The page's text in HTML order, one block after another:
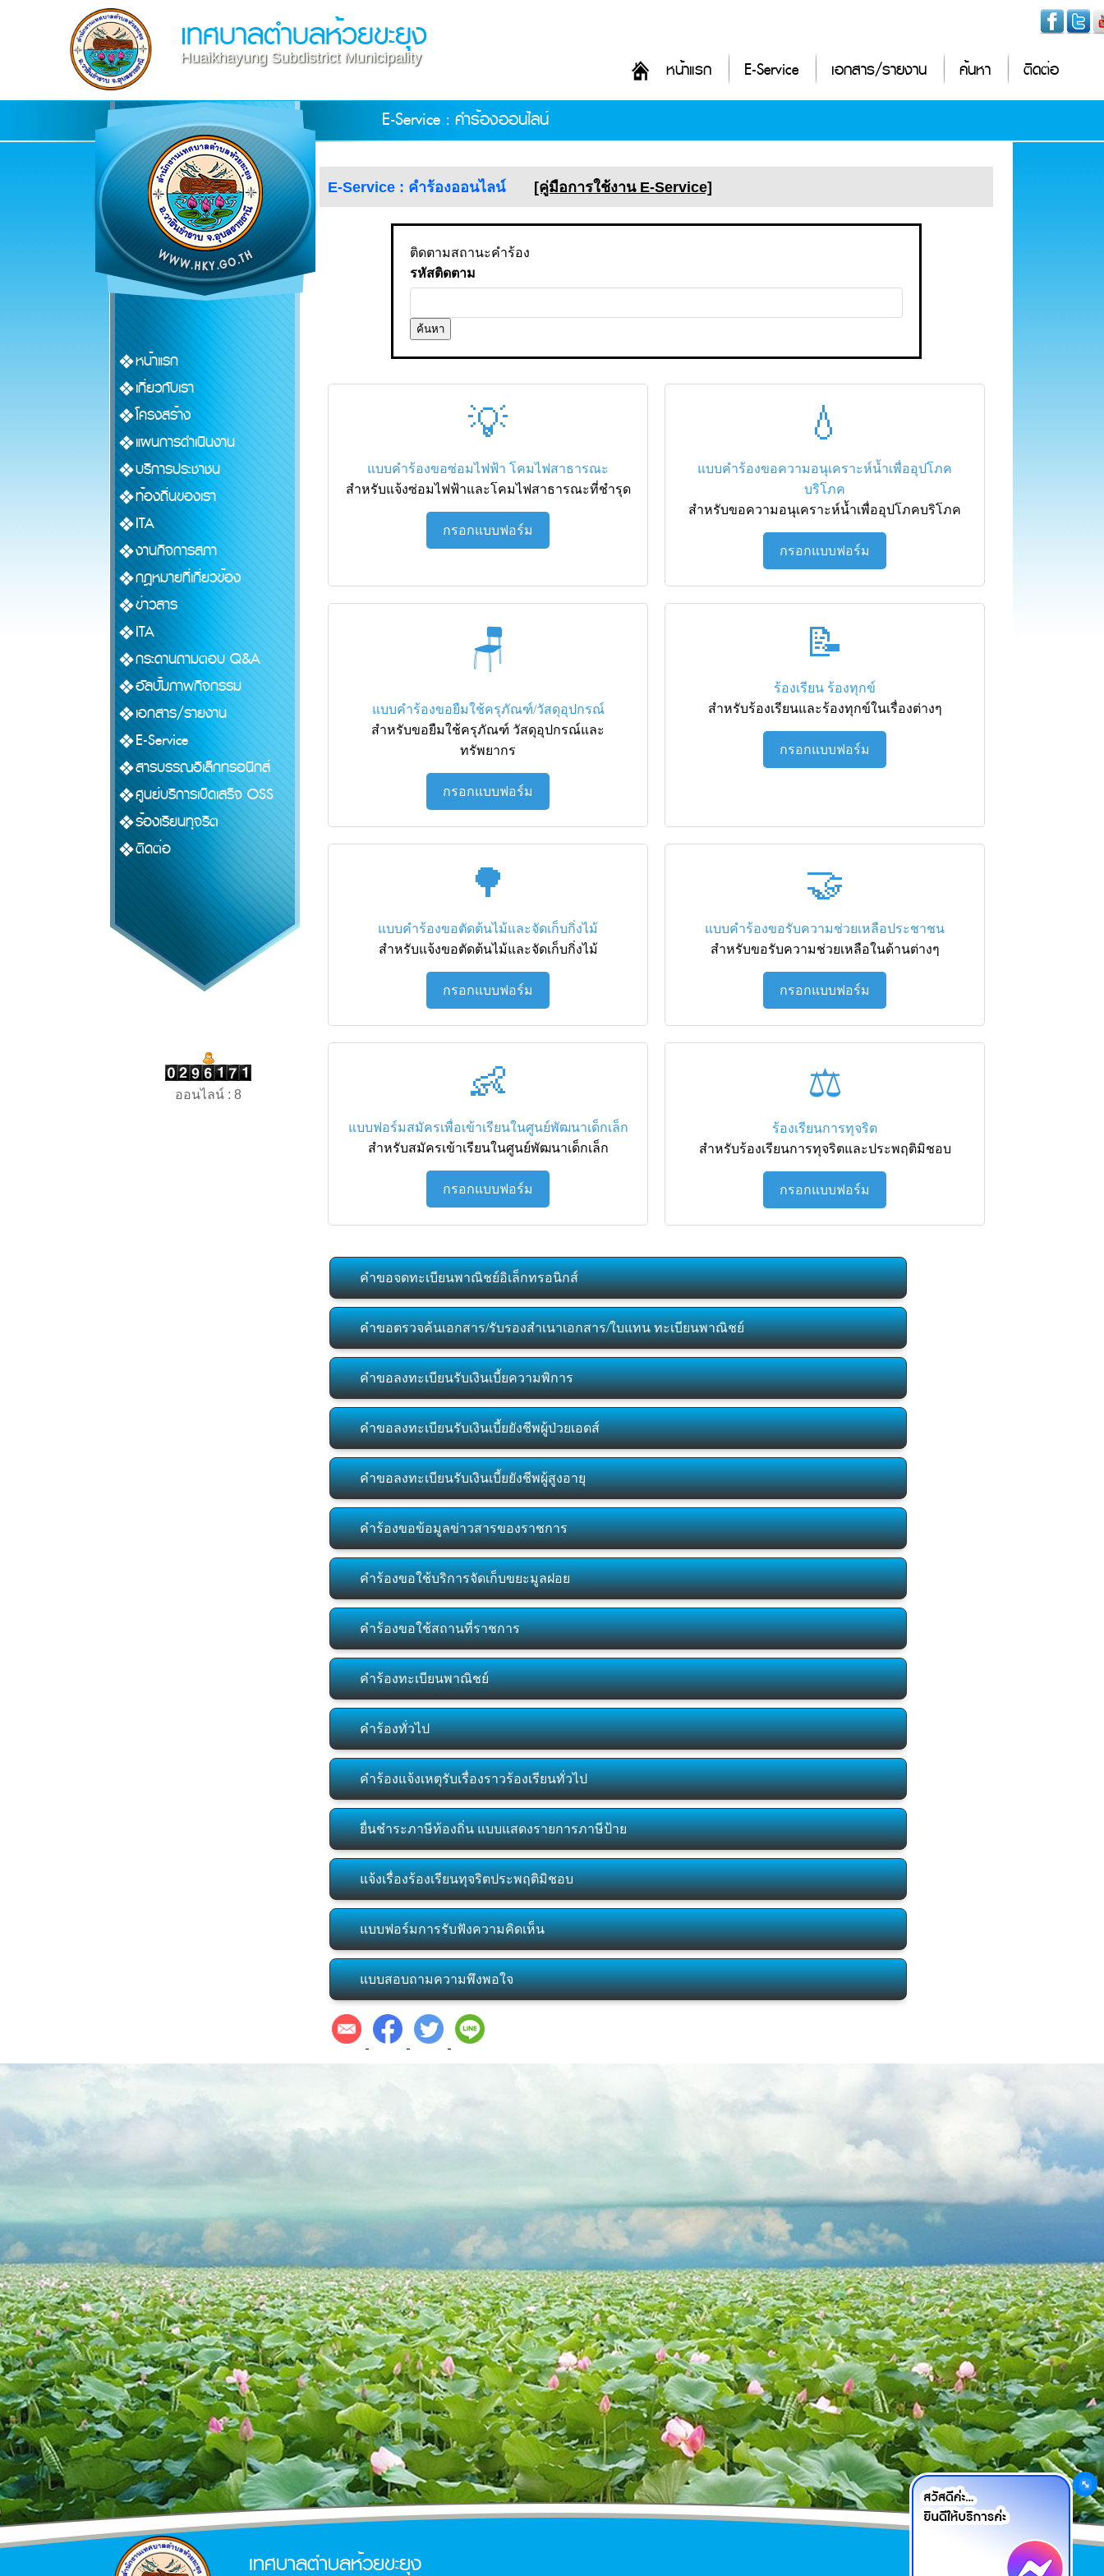
เทศบาลตำบลห้วยขะยุง
Huaikhayung Subdistrict Municipality
หน้าแรก E-Service เอกสาร/รายงาน ค้นหา ติดต่อ
E-Service : คำร้องออนไลน์
หน้าแรก
เกี่ยวกับเรา
โครงสร้าง
แผนการดำเนินงาน
บริการประชาชน
ท้องถิ่นของเรา
ITA
งานกิจการสภา
กฎหมายที่เกี่ยวข้อง
ข่าวสาร
ITA
กระดานถามตอบ Q&A
อัลบั้มภาพกิจกรรม
เอกสาร/รายงาน
E-Service
สารบรรณอิเล็กทรอนิกส์
ศูนย์บริการเบ็ดเสร็จ OSS
ร้องเรียนทุจริต
ติดต่อ
ออนไลน์ : 8
E-Service : คำร้องออนไลน์ [คู่มือการใช้งาน E-Service]
ติดตามสถานะคำร้อง
รหัสติดตาม
ค้นหา
💡
แบบคำร้องขอซ่อมไฟฟ้า โคมไฟสาธารณะ
สำหรับแจ้งซ่อมไฟฟ้าและโคมไฟสาธารณะที่ชำรุด
กรอกแบบฟอร์ม
💧
แบบคำร้องขอความอนุเคราะห์น้ำเพื่ออุปโภค
บริโภค
สำหรับขอความอนุเคราะห์น้ำเพื่ออุปโภคบริโภค
กรอกแบบฟอร์ม
🪑
แบบคำร้องขอยืมใช้ครุภัณฑ์/วัสดุอุปกรณ์
สำหรับขอยืมใช้ครุภัณฑ์ วัสดุอุปกรณ์และ
ทรัพยากร
กรอกแบบฟอร์ม
📝
ร้องเรียน ร้องทุกข์
สำหรับร้องเรียนและร้องทุกข์ในเรื่องต่างๆ
กรอกแบบฟอร์ม
🌳
แบบคำร้องขอตัดต้นไม้และจัดเก็บกิ่งไม้
สำหรับแจ้งขอตัดต้นไม้และจัดเก็บกิ่งไม้
กรอกแบบฟอร์ม
🤝
แบบคำร้องขอรับความช่วยเหลือประชาชน
สำหรับขอรับความช่วยเหลือในด้านต่างๆ
กรอกแบบฟอร์ม
👶
แบบฟอร์มสมัครเพื่อเข้าเรียนในศูนย์พัฒนาเด็กเล็ก
สำหรับสมัครเข้าเรียนในศูนย์พัฒนาเด็กเล็ก
กรอกแบบฟอร์ม
⚖️
ร้องเรียนการทุจริต
สำหรับร้องเรียนการทุจริตและประพฤติมิชอบ
กรอกแบบฟอร์ม
คำขอจดทะเบียนพาณิชย์อิเล็กทรอนิกส์
คำขอตรวจค้นเอกสาร/รับรองสำเนาเอกสาร/ใบแทน ทะเบียนพาณิชย์
คำขอลงทะเบียนรับเงินเบี้ยความพิการ
คำขอลงทะเบียนรับเงินเบี้ยยังชีพผู้ป่วยเอดส์
คำขอลงทะเบียนรับเงินเบี้ยยังชีพผู้สูงอายุ
คำร้องขอข้อมูลข่าวสารของราชการ
คำร้องขอใช้บริการจัดเก็บขยะมูลฝอย
คำร้องขอใช้สถานที่ราชการ
คำร้องทะเบียนพาณิชย์
คำร้องทั่วไป
คำร้องแจ้งเหตุรับเรื่องราวร้องเรียนทั่วไป
ยื่นชำระภาษีท้องถิ่น แบบแสดงรายการภาษีป้าย
แจ้งเรื่องร้องเรียนทุจริตประพฤติมิชอบ
แบบฟอร์มการรับฟังความคิดเห็น
แบบสอบถามความพึงพอใจ
เทศบาลตำบลห้วยขะยุง